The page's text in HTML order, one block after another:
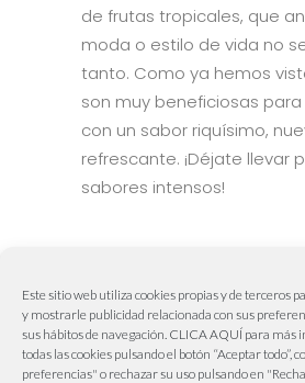
Este sitio web utiliza cookies propias y de terceros
y mostrarle publicidad relacionada con sus
sus hábitos de navegación. CLICA AQUÍ para más
todas las cookies pulsando el botón “Aceptar todo”,
preferencias" o rechazar su uso pulsando en
de frutas tropicales, que
moda o estilo de vida no
tanto. Como ya hemos
son muy beneficiosas
con un sabor riquísimo,
refrescante. ¡Déjate llevar
sabores intensos!
Aviva Publicidad &